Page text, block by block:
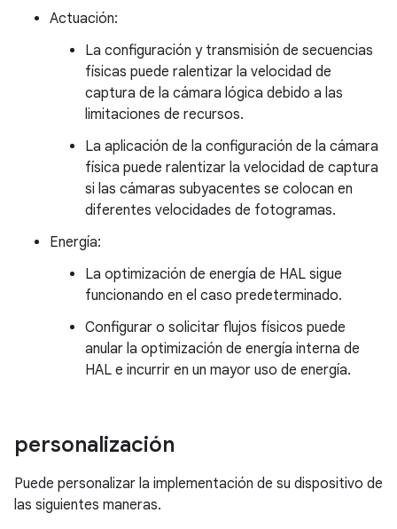
Actuación:
La configuración y transmisión de secuencias
físicas puede ralentizar la velocidad de
captura de la cámara lógica debido a las
limitaciones de recursos.
La aplicación de la configuración de la cámara
física puede ralentizar la velocidad de captura
si las cámaras subyacentes se colocan en
diferentes velocidades de fotogramas.
Energía:
La optimización de energía de HAL sigue
funcionando en el caso predeterminado.
Configurar o solicitar flujos físicos puede
anular la optimización de energía interna de
HAL e incurrir en un mayor uso de energía.
personalización
Puede personalizar la implementación de su dispositivo de
las siguientes maneras.